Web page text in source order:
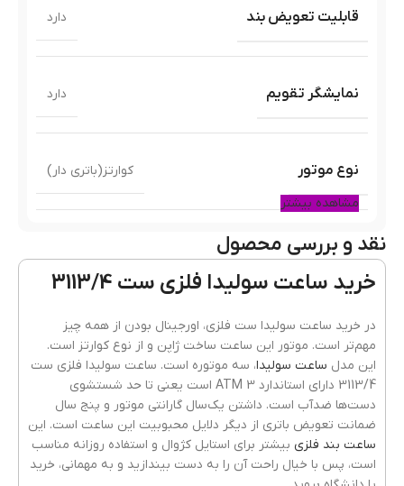
قابلیت تعویض بند دارد
نمایشگر تقویم دارد
نوع موتور کوارتز(باتری دار)
رنگ قاب
جنس قاب فلزی(استیل)
رنگ بند طلایی
جنسیت ساعت زنانه مردانه
مشاهده بیشتر
نقد و بررسی محصول
خرید ساعت سولیدا فلزی ست 3113/4
در خرید ساعت سولیدا ست فلزی، اورجینال بودن از همه چیز
مهم‌تر است. موتور این ساعت ساخت ژاپن و از نوع کوارتز است.
این مدل ساعت سولیدا، سه موتوره است. ساعت سولیدا فلزی ست
3113/4 دارای استاندارد 3 ATM است یعنی تا حد شستشوی
دست‌ها ضدآب است. داشتن یک‌سال گارانتی موتور و پنج سال
ضمانت تعویض باتری از دیگر دلایل محبوبیت این ساعت است. این
ساعت بند فلزی بیشتر برای استایل کژوال و استفاده روزانه مناسب
است، پس با خیال راحت آن را به دست بیندازید و به مهمانی، خرید